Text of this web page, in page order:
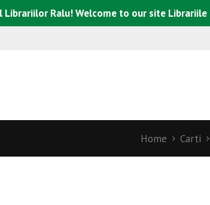
Librariilor Ralu! Welcome to our site Librariile
Home Carti